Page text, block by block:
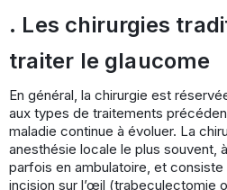
. Les chirurgies
traiter le glaucome
En général, la chirurgie est
aux types de traitements
maladie continue à évoluer. La
anesthésie locale le plus souvent,
parfois en ambulatoire, et
incision sur l’œil (trabeculectomie